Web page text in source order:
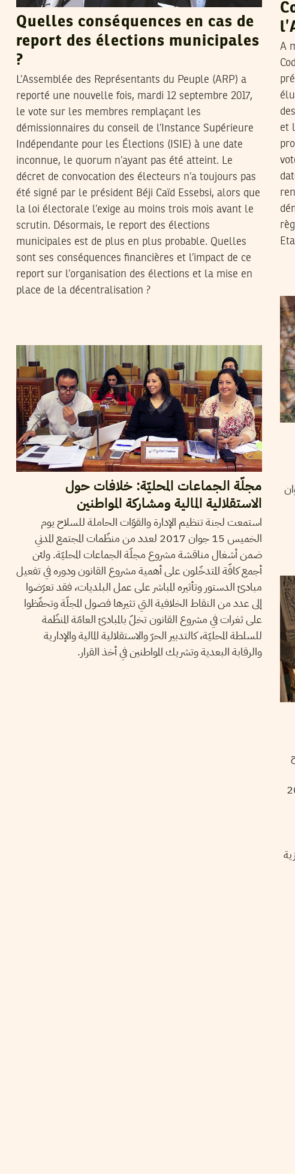
A
et
Quelles conséquences en cas de
report des élections municipales
?
L’Assemblée des Représentants du Peuple (ARP) a
reporté une nouvelle fois, mardi 12 septembre 2017,
le vote sur les membres remplaçant les
démissionnaires du conseil de l’Instance Supérieure
Indépendante pour les Élections (ISIE) à une date
inconnue, le quorum n’ayant pas été atteint. Le
décret de convocation des électeurs n’a toujours pas
été signé par le président Béji Caïd Essebsi, alors que
la loi électorale l’exige au moins trois mois avant le
scrutin. Désormais, le report des élections
municipales est de plus en plus probable. Quelles
sont ses conséquences financières et l’impact de ce
report sur l’organisation des élections et la mise en
place de la décentralisation ?
مجلّة الجماعات المحليّة: خلافات حول
الاستقلالية المالية ومشاركة المواطنين
استمعت لجنة تنظيم الإدارة والقوّات الحاملة للسلاح يوم
الخميس 15 جوان 2017 لعدد من منظّمات المجتمع المدني
ضمن أشغال مناقشة مشروع مجلّة الجماعات المحليّة. ولئن
أجمع كافّة المتدخّلون على أهمية مشروع القانون ودوره في تفعيل
مبادئ الدستور وتأثيره المباشر على عمل البلديات، فقد تعرّضوا
إلى عدد من النقاط الخلافية التي تثيرها فصول المجلّة وتحفّظوا
على ثغرات في مشروع القانون تخلّ بالمبادئ العامّة المنظّمة
للسلطة المحليّة، كالتدبير الحرّ والاستقلالية المالية والإدارية
والرقابة البعدية وتشريك المواطنين في أخذ القرار.
أفريل 2017